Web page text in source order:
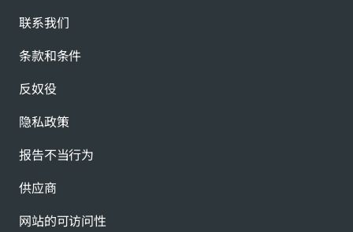
联系我们
条款和条件
反奴役
隐私政策
报告不当行为
供应商
网站的可访问性